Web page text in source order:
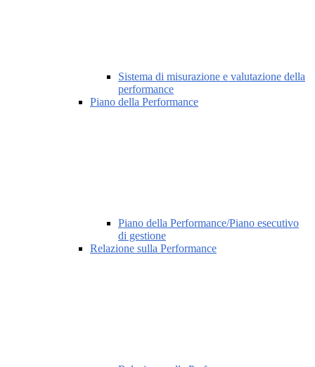
Sistema di misurazione e valutazione della
performance
Piano della Performance
Piano della Performance/Piano esecutivo
di gestione
Relazione sulla Performance